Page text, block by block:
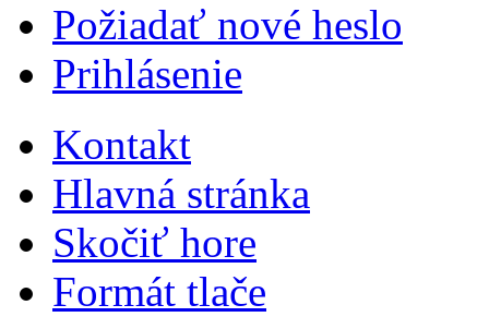
Požiadať nové heslo
Prihlásenie
Kontakt
Hlavná stránka
Skočiť hore
Formát tlače